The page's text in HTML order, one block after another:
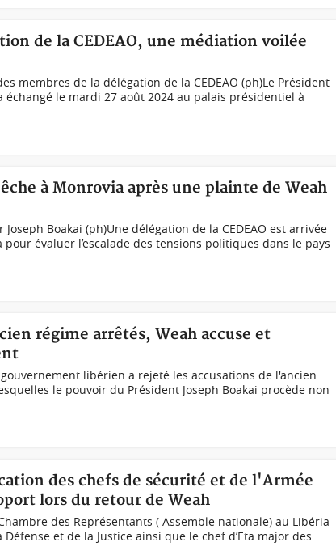
de la CEDEAO, une médiation voilée
membres de la délégation de la CEDEAO (ph)Le Président
échangé le mardi 27 août 2024 au palais présidentiel à
à Monrovia après une plainte de Weah
Boakai (ph)Une délégation de la CEDEAO est arrivée
évaluer l’escalade des tensions politiques dans le pays
régime arrêtés, Weah accuse et
libérien a rejeté les accusations de l'ancien
le pouvoir du Président Joseph Boakai procède non
des chefs de sécurité et de l'Armée
lors du retour de Weah
des Représentants ( Assemble nationale) au Libéria
et de la Justice ainsi que le chef d’Eta major des